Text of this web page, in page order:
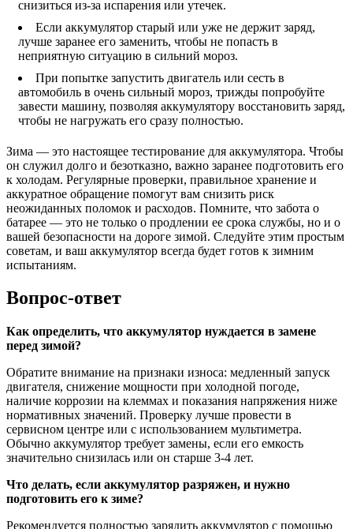
снизиться из-за испарения или утечек.
Если аккумулятор старый или уже не держит заряд,
лучше заранее его заменить, чтобы не попасть в
неприятную ситуацию в сильний мороз.
При попытке запустить двигатель или сесть в
автомобиль в очень сильный мороз, трижды попробуйте
завести машину, позволяя аккумулятору восстановить заряд,
чтобы не нагружать его сразу полностью.
Зима — это настоящее тестирование для аккумулятора. Чтобы
он служил долго и безотказно, важно заранее подготовить его
к холодам. Регулярные проверки, правильное хранение и
аккуратное обращение помогут вам снизить риск
неожиданных поломок и расходов. Помните, что забота о
батарее — это не только о продлении ее срока службы, но и о
вашей безопасности на дороге зимой. Следуйте этим простым
советам, и ваш аккумулятор всегда будет готов к зимним
испытаниям.
Вопрос-ответ
Как определить, что аккумулятор нуждается в замене
перед зимой?
Обратите внимание на признаки износа: медленный запуск
двигателя, снижение мощности при холодной погоде,
наличие коррозии на клеммах и показания напряжения ниже
нормативных значений. Проверку лучше провести в
сервисном центре или с использованием мультиметра.
Обычно аккумулятор требует замены, если его емкость
значительно снизилась или он старше 3-4 лет.
Что делать, если аккумулятор разряжен, и нужно
подготовить его к зиме?
Рекомендуется полностью зарядить аккумулятор с помощью